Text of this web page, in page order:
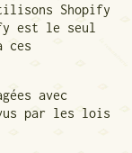
Shopify
est le seul
ces
avec
par les lois